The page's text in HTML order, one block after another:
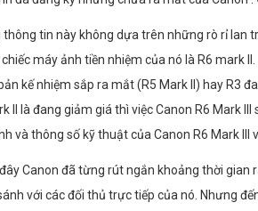
thông tin này không dựa trên những rò rỉ lan
máy ảnh tiền nhiệm của nó là R6 mark
kế nhiệm sắp ra mắt (R5 Mark II) hay R3
II là đang giảm giá thì việc Canon R6 Mark
và thông số kỹ thuật của Canon R6 Mark III
Canon đã từng rút ngắn khoảng thời gian
với các đối thủ trực tiếp của nó. Nhưng